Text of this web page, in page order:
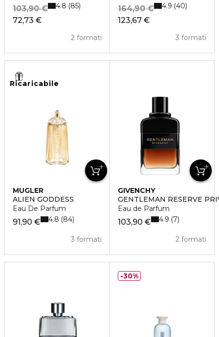
72,73 €
103,90 €
2 formati
4.8 85
123,67 €
164,90 €
3 formati
4.9 40
Ricaricabile
MUGLER
ALIEN GODDESS
Eau De Parfum
91,90 €
3 formati
4.8 84
GIVENCHY
GENTLEMAN RESERVE
Eau de Parfum
103,90 €
2 formati
4.9 7
30%